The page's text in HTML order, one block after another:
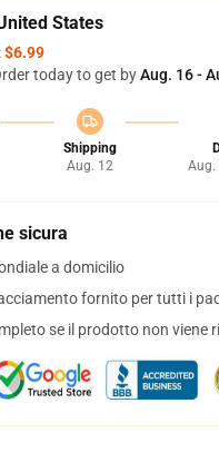
States
$6.99
today to get byAug. 16 -
Shipping
Aug. 12
Aug.
sicura
a domicilio
fornito per tutti i
se il prodotto non viene